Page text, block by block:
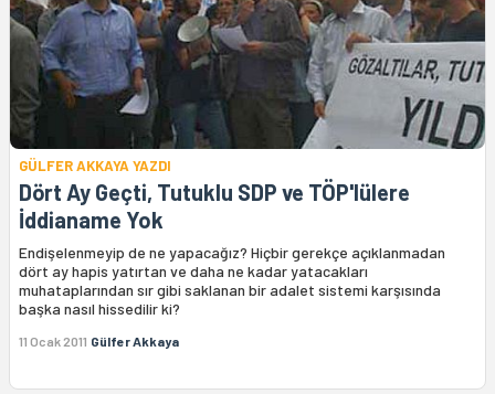
GÜLFER AKKAYA YAZDI
Dört Ay Geçti, Tutuklu SDP ve TÖP'lülere
İddianame Yok
Endişelenmeyip de ne yapacağız? Hiçbir gerekçe açıklanmadan
dört ay hapis yatırtan ve daha ne kadar yatacakları
muhataplarından sır gibi saklanan bir adalet sistemi karşısında
başka nasıl hissedilir ki?
11 Ocak 2011 Gülfer Akkaya